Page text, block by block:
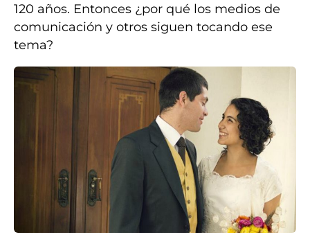
120 años. Entonces ¿por qué los medios de
comunicación y otros siguen tocando ese
tema?